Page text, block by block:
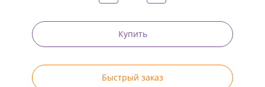
Купить
Быстрый заказ